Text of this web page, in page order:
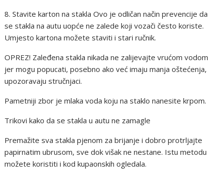
8. Stavite karton na stakla Ovo je odličan način prevencije da
se stakla na autu uopće ne zalede koji vozači često koriste.
Umjesto kartona možete staviti i stari ručnik.
OPREZ! Zaleđena stakla nikada ne zalijevajte vrućom vodom
jer mogu popucati, posebno ako već imaju manja oštećenja,
upozoravaju stručnjaci.
Pametniji zbor je mlaka voda koju na staklo nanesite krpom.
Trikovi kako da se stakla u autu ne zamagle
Premažite sva stakla pjenom za brijanje i dobro protrljajte
papirnatim ubrusom, sve dok višak ne nestane. Istu metodu
možete koristiti i kod kupaonskih ogledala.